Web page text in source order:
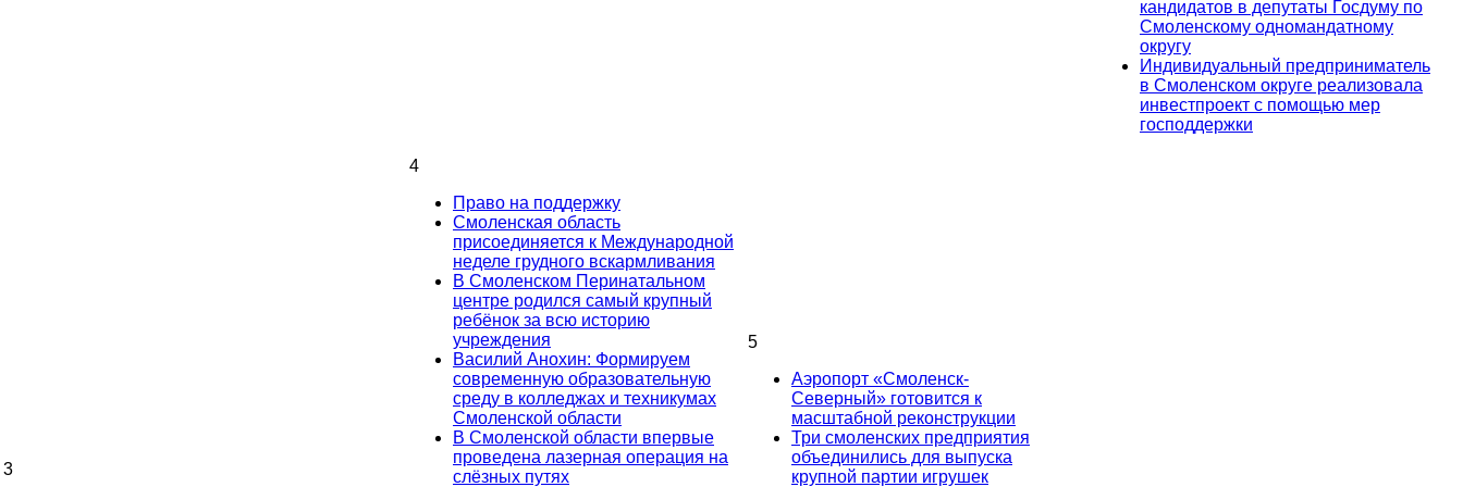
кандидатов в депутаты Госдуму по
Смоленскому одномандатному
округу
Индивидуальный предприниматель
в Смоленском округе реализовала
инвестпроект с помощью мер
господдержки
3
4
Право на поддержку
Смоленская область
присоединяется к Международной
неделе грудного вскармливания
В Смоленском Перинатальном
центре родился самый крупный
ребёнок за всю историю
учреждения
Василий Анохин: Формируем
современную образовательную
среду в колледжах и техникумах
Смоленской области
В Смоленской области впервые
проведена лазерная операция на
слёзных путях
5
Аэропорт «Смоленск-
Северный» готовится к
масштабной реконструкции
Три смоленских предприятия
объединились для выпуска
крупной партии игрушек